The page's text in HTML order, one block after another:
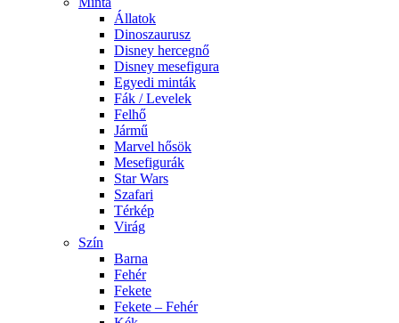
Állatok
Dinoszaurusz
Disney hercegnő
Disney mesefigura
Egyedi minták
Fák / Levelek
Felhő
Jármű
Marvel hősök
Mesefigurák
Star Wars
Szafari
Térkép
Virág
Szín
Barna
Fehér
Fekete
Fekete – Fehér